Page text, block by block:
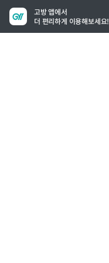
고방 앱에서
더 편리하게 이용해보세요!